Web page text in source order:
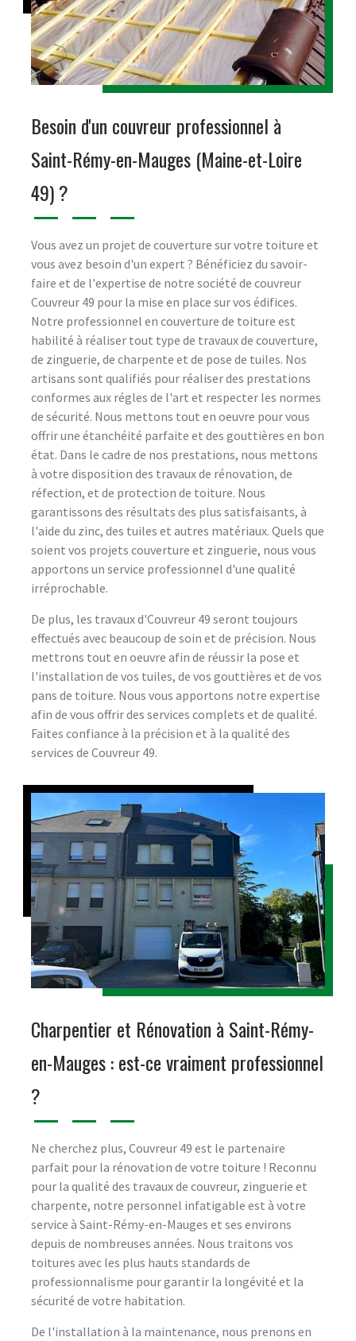
Besoin d'un couvreur professionnel à
Saint-Rémy-en-Mauges (Maine-et-Loire
49) ?
Vous avez un projet de couverture sur votre toiture et
vous avez besoin d'un expert ? Bénéficiez du savoir-
faire et de l'expertise de notre société de couvreur
Couvreur 49 pour la mise en place sur vos édifices.
Notre professionnel en couverture de toiture est
habilité à réaliser tout type de travaux de couverture,
de zinguerie, de charpente et de pose de tuiles. Nos
artisans sont qualifiés pour réaliser des prestations
conformes aux régles de l'art et respecter les normes
de sécurité. Nous mettons tout en oeuvre pour vous
offrir une étanchéité parfaite et des gouttières en bon
état. Dans le cadre de nos prestations, nous mettons
à votre disposition des travaux de rénovation, de
réfection, et de protection de toiture. Nous
garantissons des résultats des plus satisfaisants, à
l'aide du zinc, des tuiles et autres matériaux. Quels que
soient vos projets couverture et zinguerie, nous vous
apportons un service professionnel d'une qualité
irréprochable.
De plus, les travaux d'Couvreur 49 seront toujours
effectués avec beaucoup de soin et de précision. Nous
mettrons tout en oeuvre afin de réussir la pose et
l'installation de vos tuiles, de vos gouttières et de vos
pans de toiture. Nous vous apportons notre expertise
afin de vous offrir des services complets et de qualité.
Faites confiance à la précision et à la qualité des
services de Couvreur 49.
Charpentier et Rénovation à Saint-Rémy-
en-Mauges : est-ce vraiment professionnel
?
Ne cherchez plus, Couvreur 49 est le partenaire
parfait pour la rénovation de votre toiture ! Reconnu
pour la qualité des travaux de couvreur, zinguerie et
charpente, notre personnel infatigable est à votre
service à Saint-Rémy-en-Mauges et ses environs
depuis de nombreuses années. Nous traitons vos
toitures avec les plus hauts standards de
professionnalisme pour garantir la longévité et la
sécurité de votre habitation.
De l'installation à la maintenance, nous prenons en